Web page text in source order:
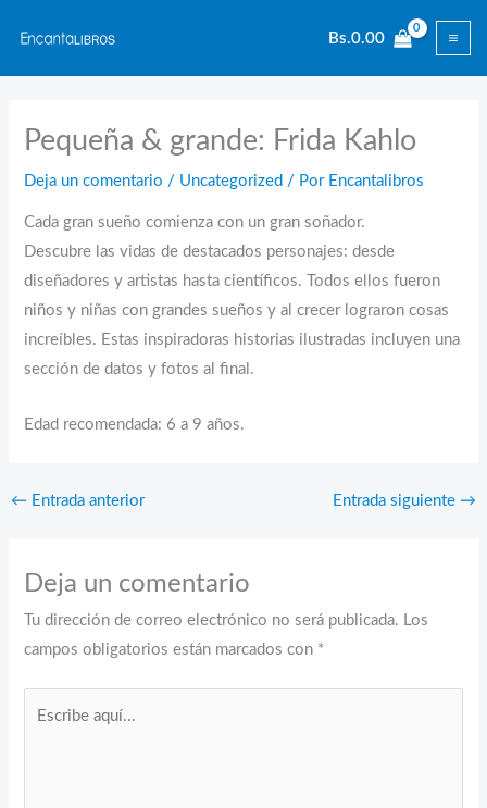
contenido
Bs.0.00
Pequeña & grande: Frida Kahlo
Deja un comentario / Uncategorized / Por Encantalibros
Cada gran sueño comienza con un gran soñador.
Descubre las vidas de destacados personajes: desde
diseñadores y artistas hasta científicos. Todos ellos fueron
niños y niñas con grandes sueños y al crecer lograron cosas
increíbles. Estas inspiradoras historias ilustradas incluyen una
sección de datos y fotos al final.
Edad recomendada: 6 a 9 años.
← Entrada anterior Entrada siguiente →
Deja un comentario
Tu dirección de correo electrónico no será publicada. Los
campos obligatorios están marcados con *